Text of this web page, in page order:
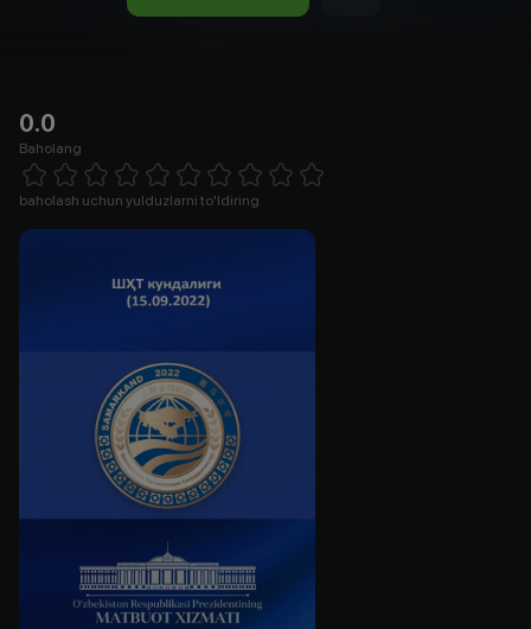
0.0
Baholang
1 Star 2 Stars 3 Stars 4 Stars5 Stars 6 Stars7 Stars8 Stars
baholash uchun yulduzlarni to'ldiring